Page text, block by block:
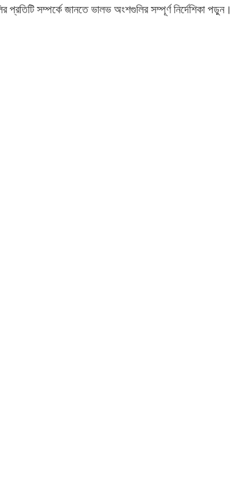
সম্পর্কে জানতে ভালভ অংশগুলির সম্পূর্ণ নির্দেশিকা পড়ুন।